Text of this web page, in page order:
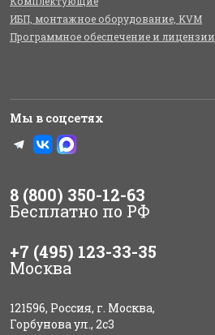
ИБП, монтажное оборудование, KVM
Программное обеспечение и лицензии
Мы в соцсетях
8 (800) 350-12-63
Бесплатно по РФ
+7 (495) 123-33-35
Москва
121596, Россия, г. Москва,
Горбунова ул., 2с3